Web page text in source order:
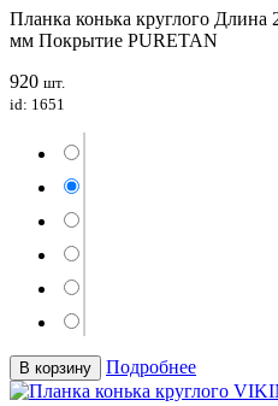
Планка конька круглого Длина
мм Покрытие PURETAN
920 шт.
id: 1651
В корзину Подробнее